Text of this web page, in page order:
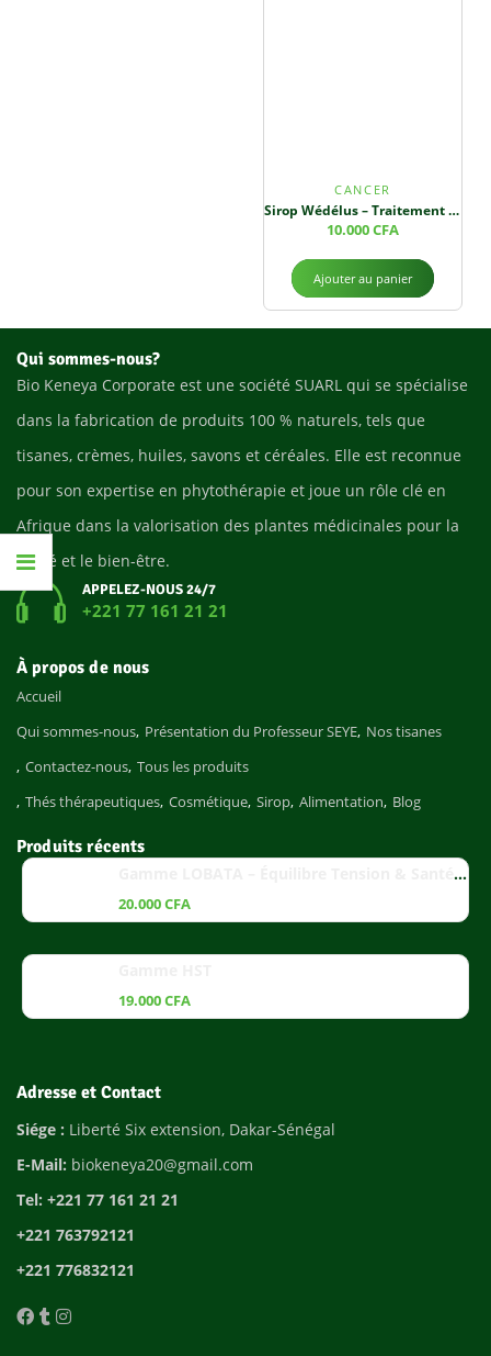
CANCER
Sirop Wédélus – Traitement du Cancer et des Infections
10.000CFA
Ajouter au panier
Qui sommes-nous?
Bio Keneya Corporate est une société SUARL qui se spécialise
dans la fabrication de produits 100 % naturels, tels que
tisanes, crèmes, huiles, savons et céréales. Elle est reconnue
pour son expertise en phytothérapie et joue un rôle clé en
Afrique dans la valorisation des plantes médicinales pour la
santé et le bien-être.
APPELEZ-NOUS 24/7
+221 77 161 21 21
À propos de nous
Accueil
Qui sommes-nous Présentation du Professeur SEYE Nos tisanes
Contactez-nous Tous les produits
Thés thérapeutiques Cosmétique Sirop Alimentation Blog
Produits récents
Gamme LOBATA – Équilibre Tension & Santé Cardiaque
20.000CFA
19.000CFA
Adresse et Contact
Siége : Liberté Six extension, Dakar-Sénégal
E-Mail: biokeneya20@gmail.com
Tel: +221 77 161 21 21
+221 763792121
+221 776832121